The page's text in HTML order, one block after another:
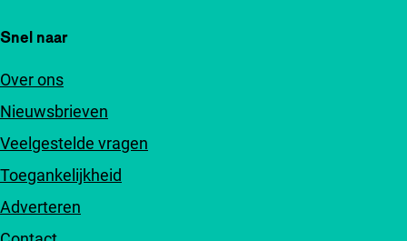
Snel naar
Over ons
Nieuwsbrieven
Veelgestelde vragen
Toegankelijkheid
Adverteren